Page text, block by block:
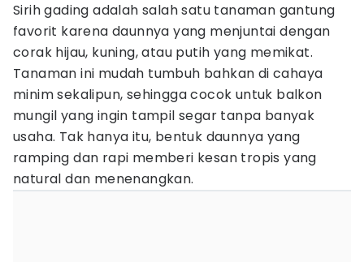
Sirih gading adalah salah satu tanaman gantung
favorit karena daunnya yang menjuntai dengan
corak hijau, kuning, atau putih yang memikat.
Tanaman ini mudah tumbuh bahkan di cahaya
minim sekalipun, sehingga cocok untuk balkon
mungil yang ingin tampil segar tanpa banyak
usaha. Tak hanya itu, bentuk daunnya yang
ramping dan rapi memberi kesan tropis yang
natural dan menenangkan.